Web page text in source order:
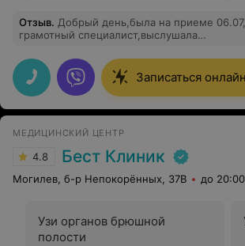
Отзыв. Добрый день,была на приеме
грамотный специалист,выслушала
приятная к общению,назначила
довольна приемом
Записаться онлайн
МЕДИЦИНСКИЙ ЦЕНТР
4.8 Бест Клиник
Могилев, б-р Непокорённых, 37В до 20:00
Узи органов брюшной
полости